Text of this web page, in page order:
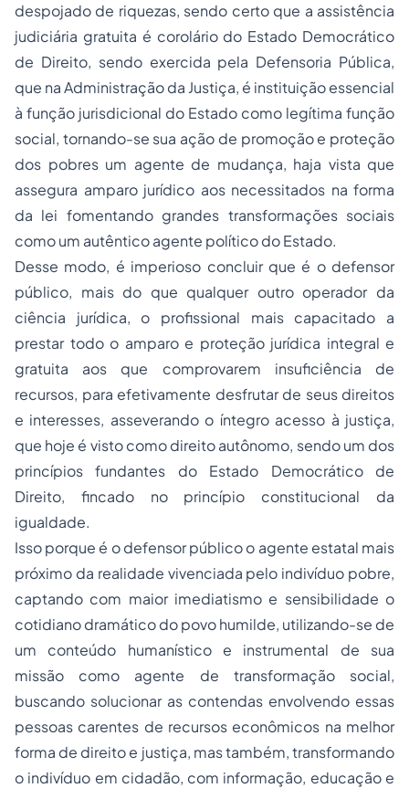
despojado de riquezas, sendo certo que a assistência
judiciária gratuita é corolário do Estado Democrático
de Direito, sendo exercida pela Defensoria Pública,
que na Administração da Justiça, é instituição essencial
à função jurisdicional do Estado como legítima função
social, tornando-se sua ação de promoção e proteção
dos pobres um agente de mudança, haja vista que
assegura amparo jurídico aos necessitados na forma
da lei fomentando grandes transformações sociais
como um autêntico agente político do Estado.
Desse modo, é imperioso concluir que é o defensor
público, mais do que qualquer outro operador da
ciência jurídica, o profissional mais capacitado a
prestar todo o amparo e proteção jurídica integral e
gratuita aos que comprovarem insuficiência de
recursos, para efetivamente desfrutar de seus direitos
e interesses, asseverando o íntegro acesso à justiça,
que hoje é visto como direito autônomo, sendo um dos
princípios fundantes do Estado Democrático de
Direito, fincado no princípio constitucional da
igualdade.
Isso porque é o defensor público o agente estatal mais
próximo da realidade vivenciada pelo indivíduo pobre,
captando com maior imediatismo e sensibilidade o
cotidiano dramático do povo humilde, utilizando-se de
um conteúdo humanístico e instrumental de sua
missão como agente de transformação social,
buscando solucionar as contendas envolvendo essas
pessoas carentes de recursos econômicos na melhor
forma de direito e justiça, mas também, transformando
o indivíduo em cidadão, com informação, educação e